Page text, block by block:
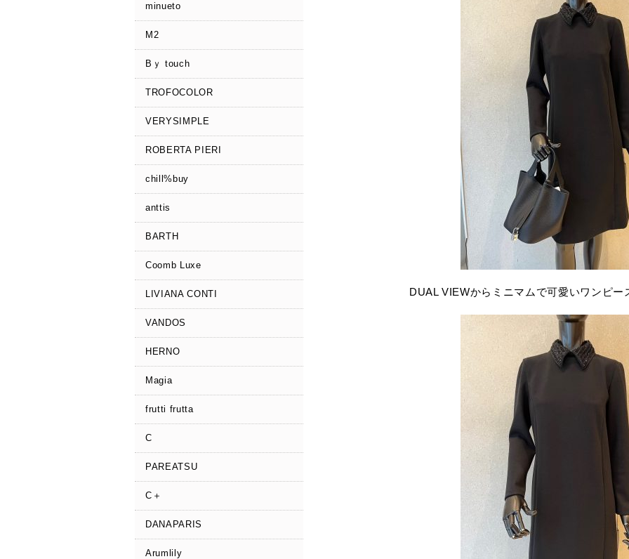
minueto
M2
Bｙ touch
TROFOCOLOR
VERYSIMPLE
ROBERTA PIERI
chill%buy
anttis
BARTH
Coomb Luxe
LIVIANA CONTI
VANDOS
HERNO
Magia
frutti frutta
C
PAREATSU
C＋
DANAPARIS
Arumlily
DUAL VIEWからミニマムで可愛いワンピ